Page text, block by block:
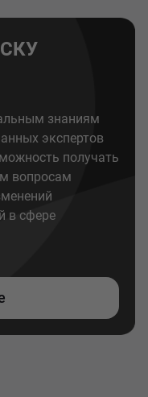
знаниям
экспертов
получать
вопросам
в сфере